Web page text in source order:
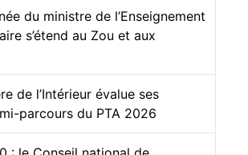
du ministre de l’Enseignement
s’étend au Zou et aux
de l’Intérieur évalue ses
parcours du PTA 2026